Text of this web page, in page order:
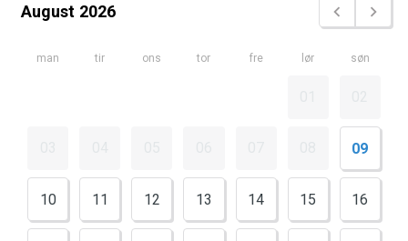
august 2026
man tir ons tor fre lør søn
09
10 11 12 13 14 15 16